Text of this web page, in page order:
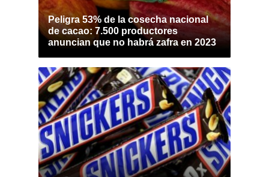
Peligra 53% de la cosecha nacional
de cacao: 7.500 productores
anuncian que no habrá zafra en 2023